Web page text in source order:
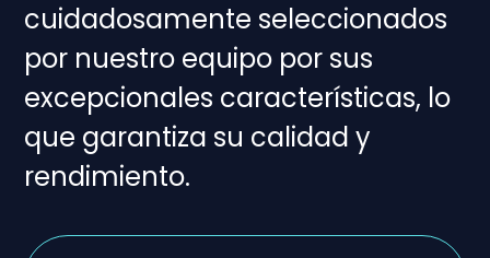
cuidadosamente seleccionados
por nuestro equipo por sus
excepcionales características, lo
que garantiza su calidad y
rendimiento.